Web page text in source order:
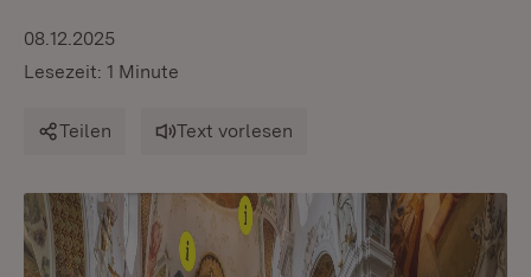
08.12.2025
Lesezeit: 1 Minute
Teilen Text vorlesen